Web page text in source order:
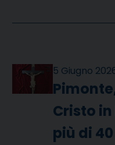
5 Giugno
Cristo
più di